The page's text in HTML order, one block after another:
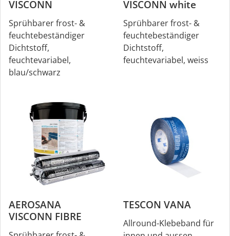
VISCONN
Sprühbarer frost- &
feuchtebeständiger
Dichtstoff,
feuchtevariabel,
blau/schwarz
VISCONN white
Sprühbarer frost- &
feuchtebeständiger
Dichtstoff,
feuchtevariabel, weiss
AEROSANA
VISCONN FIBRE
TESCON VANA
Allround-Klebeband für